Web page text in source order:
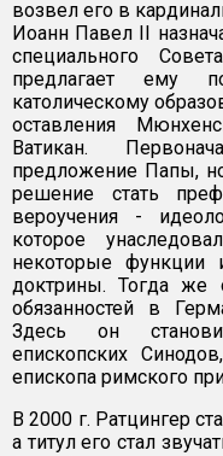
возвел его в
Иоанн Павел II
специального
предлагает ему
католическому
оставления
Ватикан.
предложение Папы,
решение стать
вероучения -
которое
некоторые функции
доктрины. Тогда же
обязанностей в
Здесь он
епископских
епископа римского
В 2000 г. Ратцингер
а титул его стал